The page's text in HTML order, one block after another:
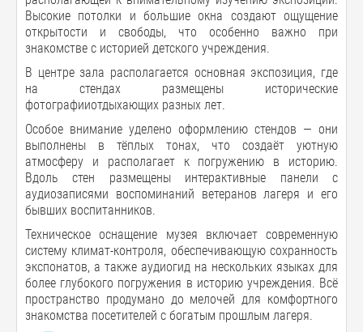
Высокие потолки и большие окна создают ощущение
открытости и свободы, что особенно важно при
знакомстве с историей детского учреждения.
В центре зала располагается основная экспозиция, где
на стендах размещены исторические
фотографииотдыхающих разных лет.
Особое внимание уделено оформлению стендов — они
выполнены в тёплых тонах, что создаёт уютную
атмосферу и располагает к погружению в историю.
Вдоль стен размещены интерактивные панели с
аудиозаписями воспоминаний ветеранов лагеря и его
бывших воспитанников.
Техническое оснащение музея включает современную
систему климат-контроля, обеспечивающую сохранность
экспонатов, а также аудиогид на нескольких языках для
более глубокого погружения в историю учреждения. Всё
пространство продумано до мелочей для комфортного
знакомства посетителей с богатым прошлым лагеря.